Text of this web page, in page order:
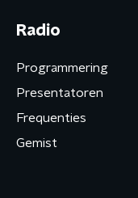
Radio
Programmering
Presentatoren
Frequenties
Gemist